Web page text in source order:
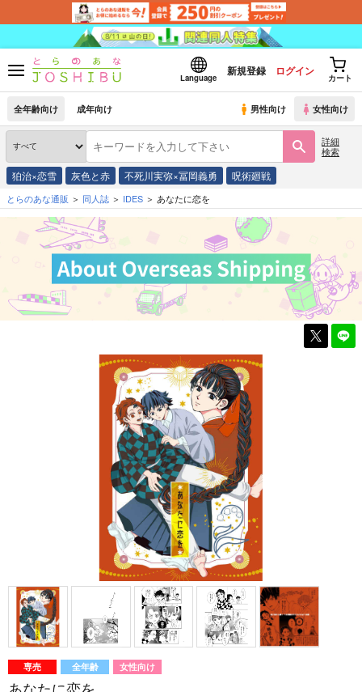
Language
新規登録 ログイン
カート
全年齢向け 成年向け 男性向け 女性向け
詳細
検索
狛治×恋雪 灰色と赤 不死川実弥×冨岡義勇 呪術廻戦
とらのあな通販 同人誌 IDES あなたに恋を
専売 全年齢 女性向け
あなたに恋を